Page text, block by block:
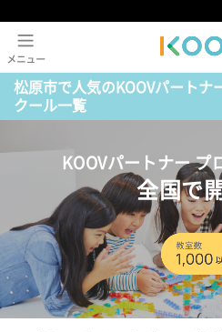
松原市で人気のKOOVパートナ
クール一覧
KOOVパートナー プ
全国で